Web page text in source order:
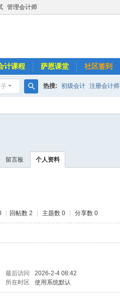
管理会计师
计课程 萨恩课堂 社区签到
索
热搜: 初级会计 注册会计师
留言板 个人资料
回帖数 2 主题数 0 分享数 0
最后访问 2026-2-4 08:42
所在时区 使用系统默认